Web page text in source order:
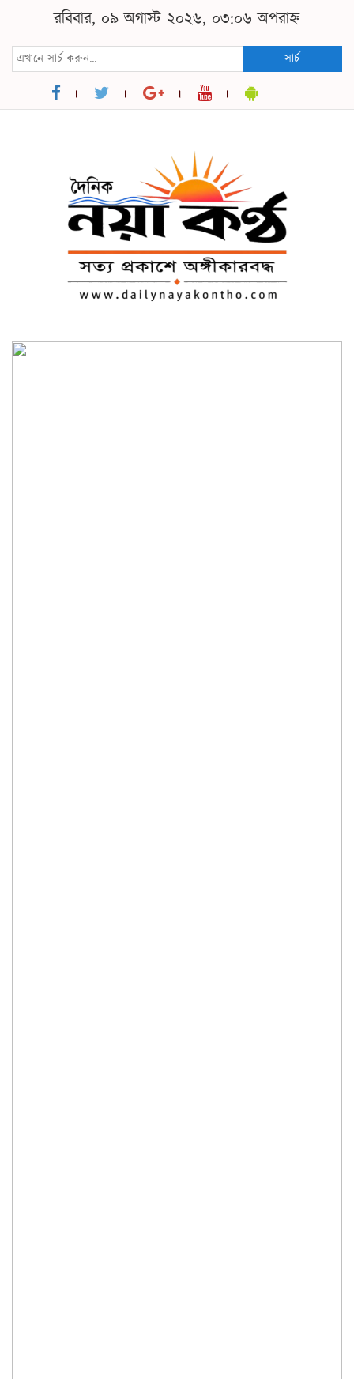
রবিবার, ০৯ অগাস্ট ২০২৬, ০৩:০৬ অপরাহ্ন
সার্চ